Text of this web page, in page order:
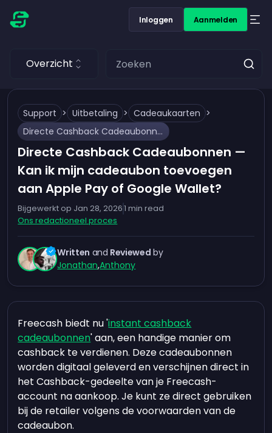
Inloggen Aanmelden
Overzicht
Support > Uitbetaling > Cadeaukaarten >
Directe Cashback Cadeaubonnen — Kan ik mijn cadeaubon toevoegen aan Apple Pay of Google Wallet?
Directe Cashback Cadeaubonnen —
Kan ik mijn cadeaubon toevoegen
aan Apple Pay of Google Wallet?
Bijgewerkt op Jan 28, 20261 min read
Ons redactioneel proces
Written and Reviewed by
Jonathan,Anthony
Freecash biedt nu 'instant cashback
cadeaubonnen' aan, een handige manier om
cashback te verdienen. Deze cadeaubonnen
worden digitaal geleverd en verschijnen direct in
het Cashback-gedeelte van je Freecash-
account na aankoop. Je kunt ze direct gebruiken
bij de retailer volgens de voorwaarden van de
cadeaubon.